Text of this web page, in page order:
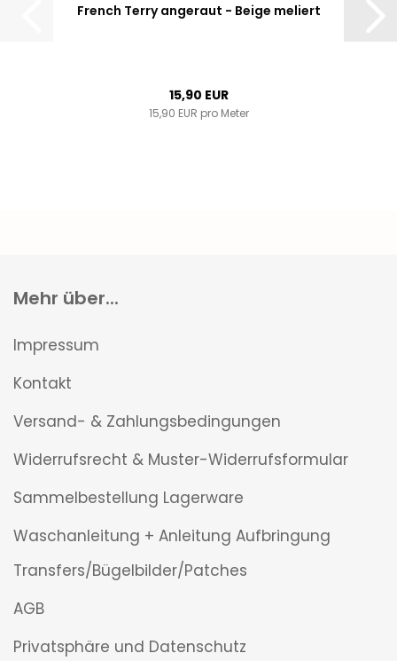
French Terry angeraut - Beige meliert
15,90 EUR
15,90 EUR pro Meter
Mehr über...
Impressum
Kontakt
Versand- & Zahlungsbedingungen
Widerrufsrecht & Muster-Widerrufsformular
Sammelbestellung Lagerware
Waschanleitung + Anleitung Aufbringung
Transfers/Bügelbilder/Patches
AGB
Privatsphäre und Datenschutz